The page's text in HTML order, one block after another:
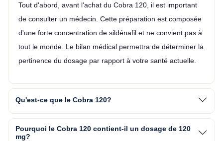
Tout d'abord, avant l'achat du Cobra 120, il est important
de consulter un médecin. Cette préparation est composée
d'une forte concentration de sildénafil et ne convient pas à
tout le monde. Le bilan médical permettra de déterminer la
pertinence du dosage par rapport à votre santé actuelle.
Qu'est-ce que le Cobra 120?
Pourquoi le Cobra 120 contient-il un dosage de 120
mg?